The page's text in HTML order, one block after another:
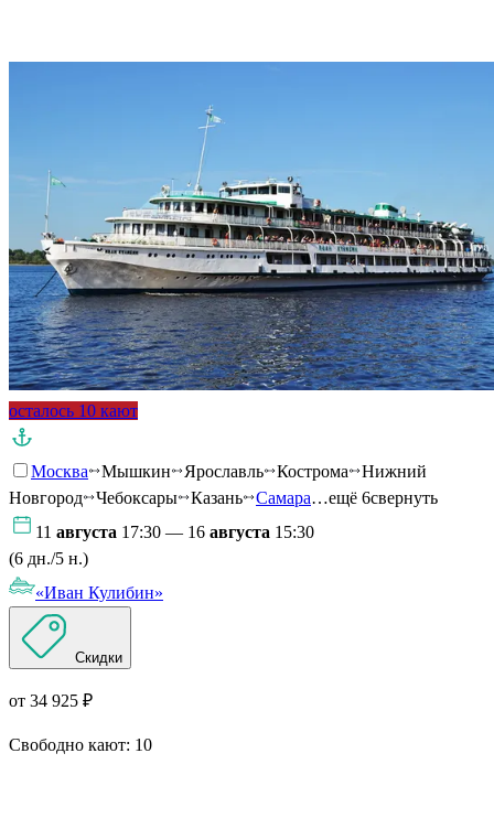
осталось 10 кают
Москва Мышкин Ярославль Кострома
Нижний
Новгород
Чебоксары Казань Самара…ещё 6свернуть
11 августа 17:30 — 16 августа 15:30
(6 дн./5 н.)
«Иван Кулибин»
Скидки
от 34 925 ₽
Свободно кают: 10